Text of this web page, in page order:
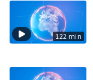
122 min